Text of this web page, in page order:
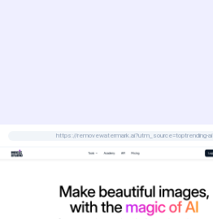
https://removewatermark.ai?utm_source=toptrending-ai